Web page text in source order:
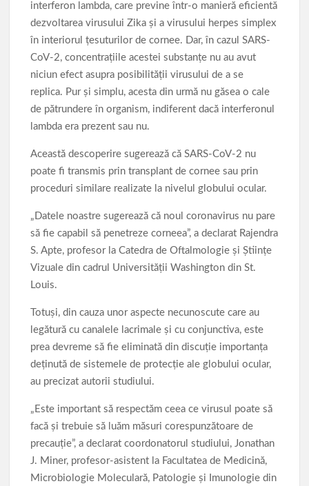
interferon lambda, care previne într-o manieră eficientă
dezvoltarea virusului Zika şi a virusului herpes simplex
în interiorul ţesuturilor de cornee. Dar, în cazul SARS-
CoV-2, concentraţiile acestei substanţe nu au avut
niciun efect asupra posibilităţii virusului de a se
replica. Pur şi simplu, acesta din urmă nu găsea o cale
de pătrundere în organism, indiferent dacă interferonul
lambda era prezent sau nu.
Această descoperire sugerează că SARS-CoV-2 nu
poate fi transmis prin transplant de cornee sau prin
proceduri similare realizate la nivelul globului ocular.
„Datele noastre sugerează că noul coronavirus nu pare
să fie capabil să penetreze corneea”, a declarat Rajendra
S. Apte, profesor la Catedra de Oftalmologie şi Ştiinţe
Vizuale din cadrul Universităţii Washington din St.
Louis.
Totuşi, din cauza unor aspecte necunoscute care au
legătură cu canalele lacrimale şi cu conjunctiva, este
prea devreme să fie eliminată din discuţie importanţa
deţinută de sistemele de protecţie ale globului ocular,
au precizat autorii studiului.
„Este important să respectăm ceea ce virusul poate să
facă şi trebuie să luăm măsuri corespunzătoare de
precauţie”, a declarat coordonatorul studiului, Jonathan
J. Miner, profesor-asistent la Facultatea de Medicină,
Microbiologie Moleculară, Patologie şi Imunologie din